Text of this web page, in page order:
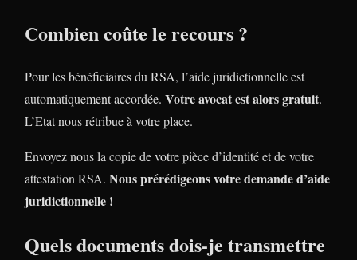
Combien coûte le recours ?
Pour les bénéficiaires du RSA, l’aide juridictionnelle est
automatiquement accordée. Votre avocat est alors gratuit.
L’Etat nous rétribue à votre place.
Envoyez nous la copie de votre pièce d’identité et de votre
attestation RSA. Nous prérédigeons votre demande d’aide
juridictionnelle !
Quels documents dois-je transmettre